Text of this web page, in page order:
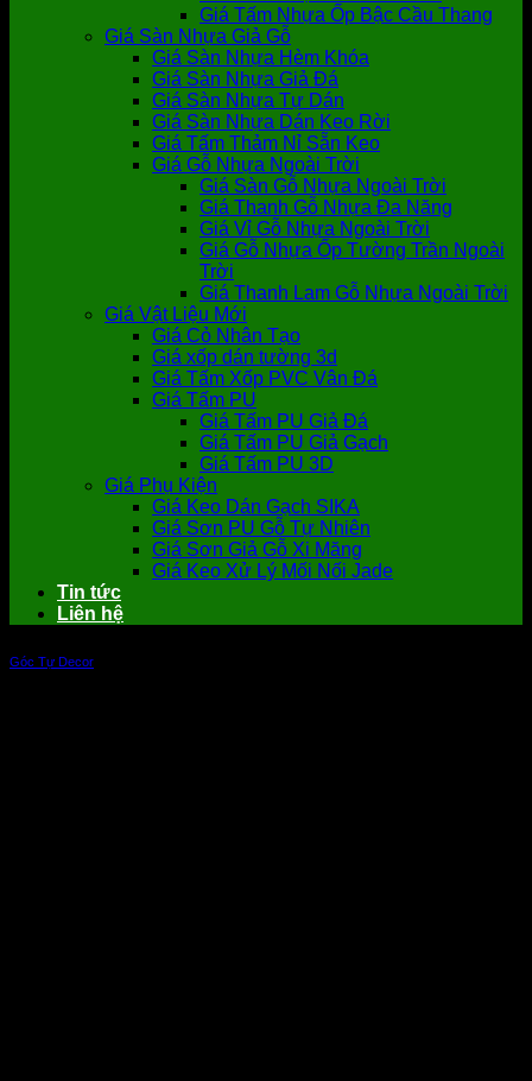
Giá Tấm Nhựa Ốp Bậc Cầu Thang
Giá Sàn Nhựa Giả Gỗ
Giá Sàn Nhựa Hèm Khóa
Giá Sàn Nhựa Giả Đá
Giá Sàn Nhựa Tự Dán
Giá Sàn Nhựa Dán Keo Rời
Giá Tấm Thảm Nỉ Sẵn Keo
Giá Gỗ Nhựa Ngoài Trời
Giá Sàn Gỗ Nhựa Ngoài Trời
Giá Thanh Gỗ Nhựa Đa Năng
Giá Vỉ Gỗ Nhựa Ngoài Trời
Giá Gỗ Nhựa Ốp Tường Trần Ngoài
Trời
Giá Thanh Lam Gỗ Nhựa Ngoài Trời
Giá Vật Liệu Mới
Giá Cỏ Nhân Tạo
Giá xốp dán tường 3d
Giá Tấm Xốp PVC Vân Đá
Giá Tấm PU
Giá Tấm PU Giả Đá
Giá Tấm PU Giả Gạch
Giá Tấm PU 3D
Giá Phụ Kiện
Giá Keo Dán Gạch SIKA
Giá Sơn PU Gỗ Tự Nhiên
Giá Sơn Giả Gỗ Xi Măng
Giá Keo Xử Lý Mối Nối Jade
Tin tức
Liên hệ
Góc Tự Decor